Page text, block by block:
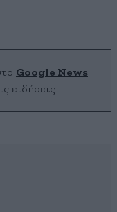
Google News
ειδήσεις